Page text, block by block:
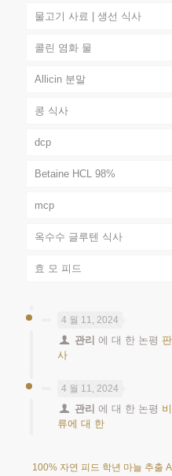
물고기 사료 | 생선 식사
콜린 염화 물
Allicin 분말
콩 식사
dcp
Betaine HCL 98%
mcp
옥수수 글루텐 식사
효 모 피드
4 월 11, 2024
관리 에 대 한 논평
사
4 월 11, 2024
관리 에 대 한 논평
류에 대 한
100% 자연 피드 학년 마늘 추출